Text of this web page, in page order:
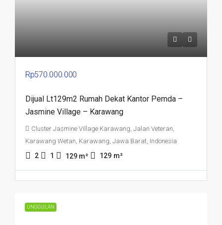
Rp570.000.000
Dijual Lt129m2 Rumah Dekat Kantor Pemda –
Jasmine Village – Karawang
Cluster Jasmine Village Karawang, Jalan Veteran,
Karawang Wetan, Karawang, Jawa Barat, Indonesia
2 1 129 m² 129 m²
UNGGULAN